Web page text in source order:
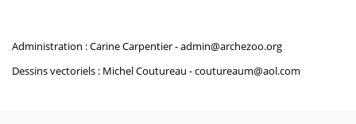
Administration : Carine Carpentier -admin@archezoo.org
Dessins vectoriels : Michel Coutureau -coutureaum@aol.com